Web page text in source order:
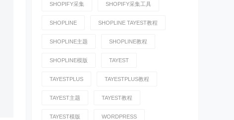
SHOPIFY采集 SHOPIFY采集工具
SHOPLINE SHOPLINE TAYEST教程
SHOPLINE主题 SHOPLINE教程
SHOPLINE模版 TAYEST
TAYESTPLUS TAYESTPLUS教程
TAYEST主题 TAYEST教程
TAYEST模版 WORDPRESS